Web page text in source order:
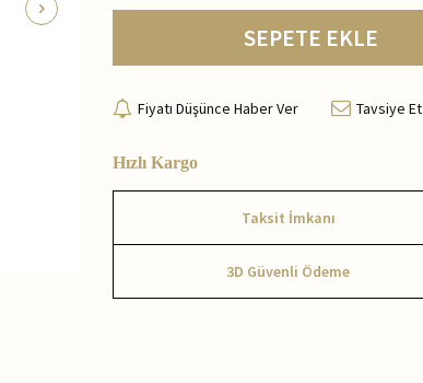
SEPETE EKLE
Fiyatı Düşünce Haber Ver Tavsiye Et
Hızlı Kargo
Taksit İmkanı
3D Güvenli Ödeme